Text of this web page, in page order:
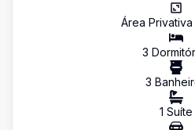
Área Privativa
3
3
1 Suíte